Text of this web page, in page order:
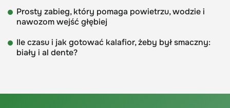
Prosty zabieg, który pomaga powietrzu, wodzie i
nawozom wejść głębiej
Ile czasu i jak gotować kalafior, żeby był smaczny:
biały i al dente?